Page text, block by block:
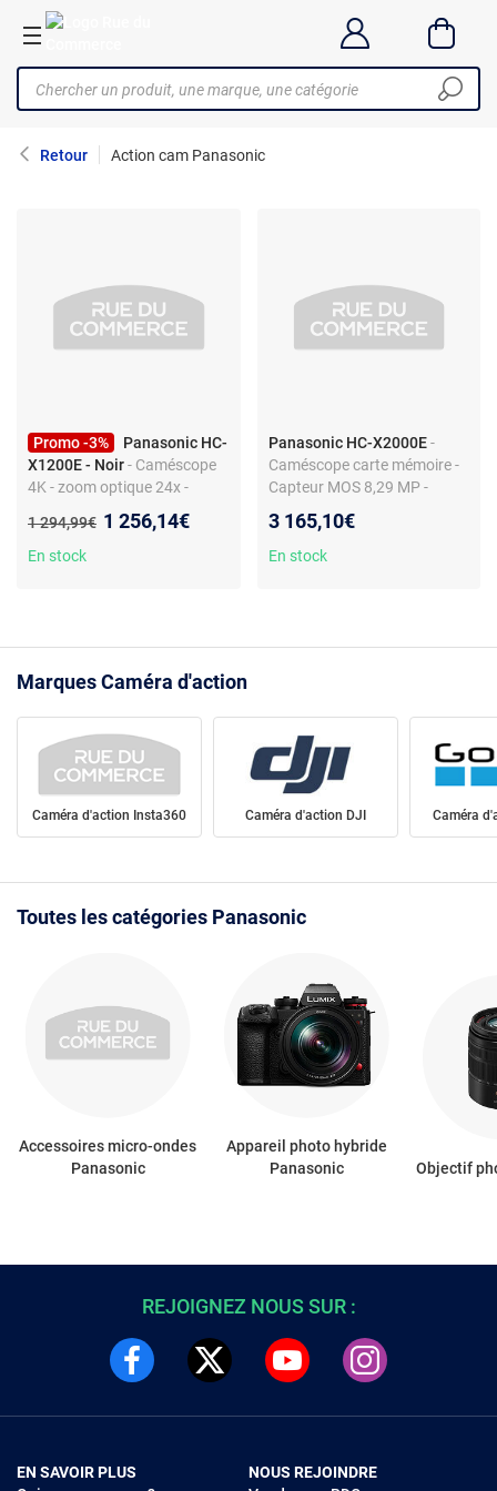
Retour Action cam Panasonic
Promo -3%
Panasonic HC-
X1200E - Noir- Caméscope
4K - zoom optique 24x -
autofocus continu - batterie
incluse
Ancien prix :
1 294,99€ Nouveau prix :
1 256,14€
En stock
Panasonic HC-X2000E -
Caméscope carte mémoire -
Capteur MOS 8,29 MP -
Leica Dicomar - UHD 32x
3 165,10€
En stock
Marques Caméra d'action
Caméra d'action Insta360 Caméra d'action DJI Caméra
Toutes les catégories Panasonic
Accessoires micro-ondes
Panasonic
Appareil photo hybride
Panasonic
Objectif
REJOIGNEZ NOUS SUR :
EN SAVOIR PLUS
NOUS REJOINDRE